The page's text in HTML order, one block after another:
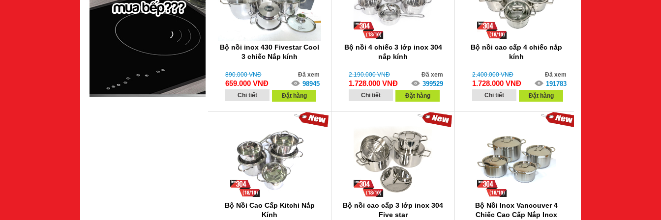
Bộ nồi inox 430 Fivestar Cool
3 chiếc Nắp kính
890.000VNĐ
659.000 VNĐ
Đã xem
98945
Chi tiết Đặt hàng
Bộ nồi 4 chiếc 3 lớp inox 304
nắp kính
2.190.000VNĐ
1.728.000 VNĐ
Đã xem
399529
Chi tiết Đặt hàng
Bộ nồi cao cấp 4 chiếc nắp
kính
2.400.000VNĐ
1.728.000 VNĐ
Đã xem
191783
Chi tiết Đặt hàng
Bộ Nồi Cao Cấp Kitchi Nắp
Kính
Bộ nồi cao cấp 3 lớp inox 304
Five star
Bộ Nồi Inox Vancouver 4
Chiếc Cao Cấp Nắp Inox